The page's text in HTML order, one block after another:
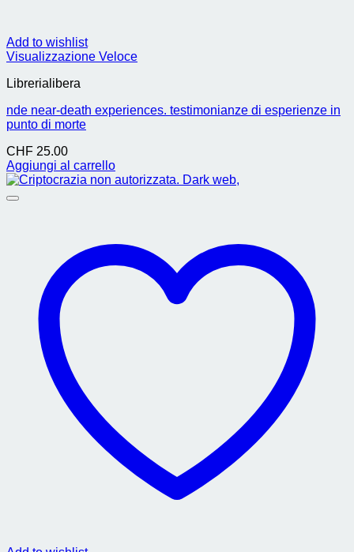
Add to wishlist
Visualizzazione Veloce
Librerialibera
nde near-death experiences. testimonianze di esperienze in
punto di morte
CHF 25.00
Aggiungi al carrello